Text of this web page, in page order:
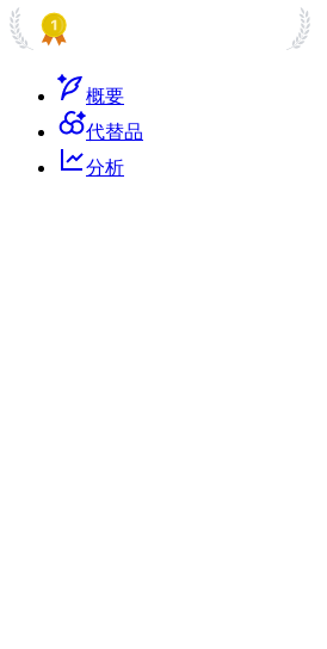
概要
代替品
分析